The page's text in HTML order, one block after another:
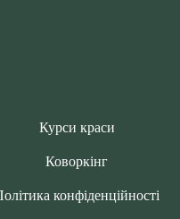
Курси краси
Коворкінг
конфіденційності